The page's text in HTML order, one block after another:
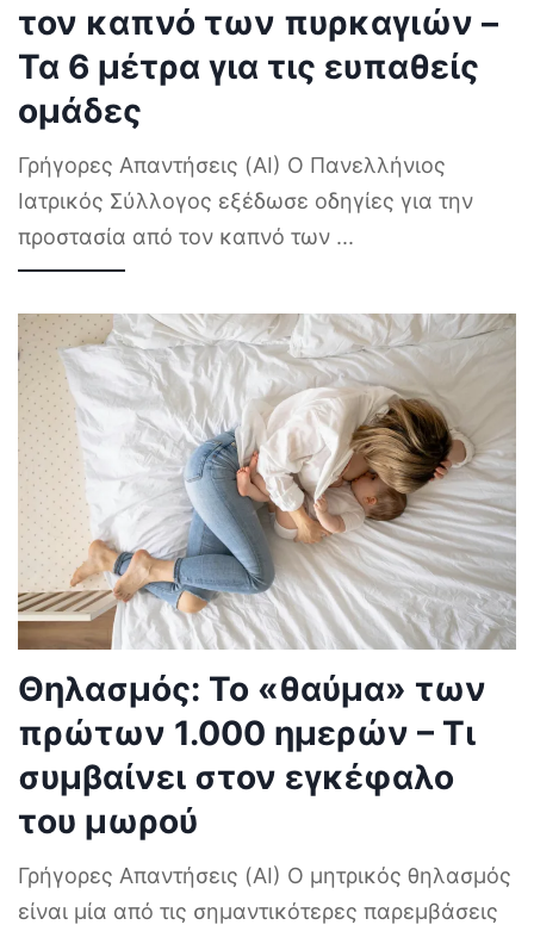
τον καπνό των πυρκαγιών –
Τα 6 μέτρα για τις ευπαθείς
ομάδες
Γρήγορες Απαντήσεις (AI) Ο Πανελλήνιος
Ιατρικός Σύλλογος εξέδωσε οδηγίες για την
προστασία από τον καπνό των ...
Θηλασμός: Το «θαύμα» των
πρώτων 1.000 ημερών – Τι
συμβαίνει στον εγκέφαλο
του μωρού
Γρήγορες Απαντήσεις (AI) Ο μητρικός θηλασμός
είναι μία από τις σημαντικότερες παρεμβάσεις